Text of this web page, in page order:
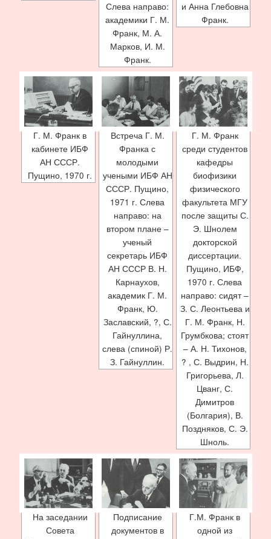
Слева направо:
академики Г. М.
Франк, М. А.
Марков, И. М.
Франк.
и Анна Глебовна
Франк.
Г. М. Франк в
кабинете ИБФ
АН СССР.
Пущино, 1970 г.
Встреча Г. М.
Франка с
молодыми
учеными ИБФ АН
СССР. Пущино,
1971 г. Слева
направо: на
втором плане –
ученый
секретарь ИБФ
АН СССР В. Н.
Карнаухов,
академик Г. М.
Франк, Ю.
Заславский, ?, С.
Гайнуллина,
слева (спиной) Р.
З. Гайнуллин.
Г. М. Франк
среди студентов
кафедры
биофизики
физического
факультета МГУ
после защиты С.
Э. Шнолем
докторской
диссертации.
Пущино, ИБФ,
1970 г. Слева
направо: сидят –
З. С. Леонтьева и
Г. М. Франк, Н.
Грумбкова; стоят
– А. Н. Тихонов,
? , С. Выдрин, Н.
Григорьева, Л.
Цванг, С.
Димитров
(Болгария), В.
Поздняков, С. Э.
Шноль.
На заседании
Совета
Подписание
документов в
Г.М. Франк в
одной из